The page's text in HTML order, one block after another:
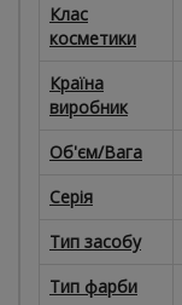
Клас
косметики
Країна
виробник
Об'єм/Вага
Серія
Тип засобу
Тип фарби